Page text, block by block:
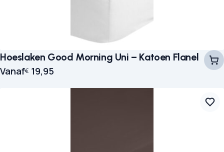
Hoeslaken Good Morning Uni – Katoen Flanel
Vanaf€ 19,95